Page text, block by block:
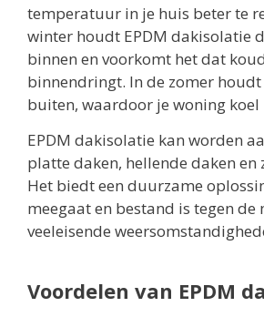
temperatuur in je huis beter te
winter houdt EPDM dakisolatie
binnen en voorkomt het dat
binnendringt. In de zomer
buiten, waardoor je woning
EPDM dakisolatie kan worden
platte daken, hellende daken en
Het biedt een duurzame
meegaat en bestand is tegen de
veeleisende
Voordelen van EPDM